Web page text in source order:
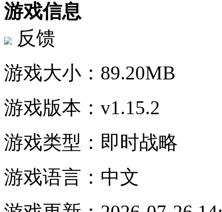
游戏信息
反馈
游戏大小： 89.20MB
游戏版本： v1.15.2
游戏类型： 即时战略
游戏语言： 中文